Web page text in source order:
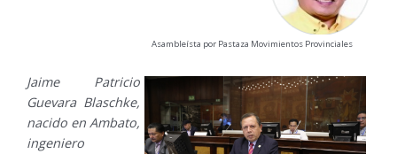
AGENDA
Asambleísta por Pastaza Movimientos Provinciales
Jaime Patricio
Guevara Blaschke,
nacido en Ambato,
ingeniero